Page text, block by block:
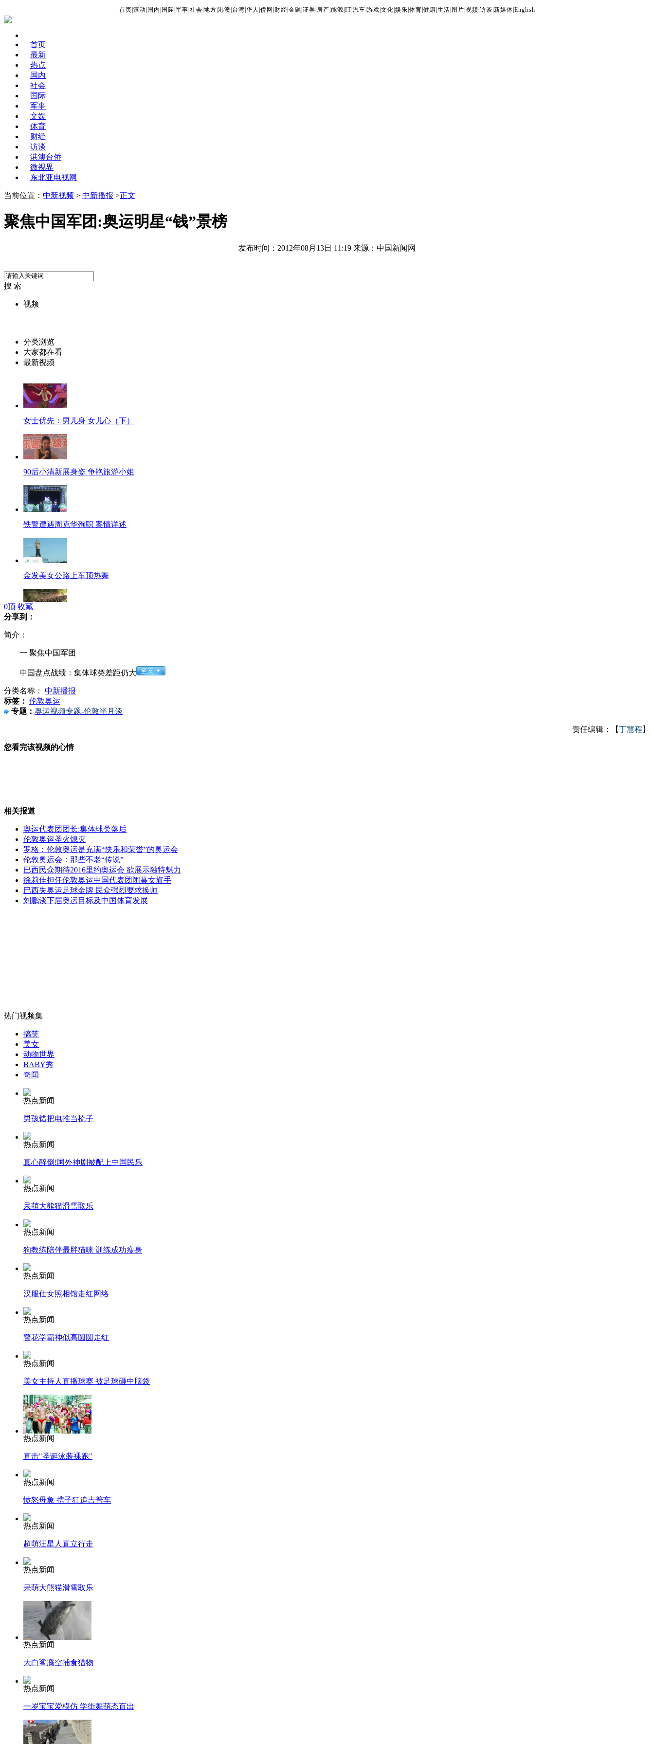
首页 滚动 国内 国际 军事 社会 地方 港澳 台湾 华人 侨网 财经 金融 证券 房产 能源 IT| 汽车 游戏 文化 娱乐 体育 健康 生活 图片 视频 访谈 新媒体 English
首页
最新
热点
国内
社会
国际
军事
文娱
体育
财经
访谈
港澳台侨
微视界
东北亚电视网
当前位置： 中新视频 > 中新播报 >正文
聚焦中国军团:奥运明星“钱”景榜
发布时间：2012年08月13日 11:19 来源：中国新闻网
搜 索
视频
分类浏览
大家都在看
最新视频
女士优先：男儿身 女儿心（下）
90后小清新展身姿 争艳旅游小姐
铁警遭遇周克华殉职 案情详述
金发美女公路上车顶热舞
商场火灾先关门 顾客结账再放人
上海:小伙救落水女子后悄然离去
记者探访持枪抢劫案嫌犯周克华老家
外交部：反对强权政治霸凌主义
外交部：有关国家言论片面不公正
安徽一实载49人客车翻车
走！跟着总书记去植树
消防员救轻生者 花炮节热闹非凡
纽约上演“枕头大战”
司机酒驾遇交警 急速倒车逃窜
0顶 收藏
分享到：
简介：
一 聚焦中国军团
中国盘点战绩：集体球类差距仍大
分类名称： 中新播报
标签： 伦敦奥运
专题： 奥运视频专题-伦敦半月谈
责任编辑：【丁慧程 】
您看完该视频的心情
相关报道
奥运代表团团长:集体球类落后
伦敦奥运圣火熄灭
罗格：伦敦奥运是充满“快乐和荣誉”的奥运会
伦敦奥运会：那些不老“传说”
巴西民众期待2016里约奥运会 欲展示独特魅力
徐莉佳担任伦敦奥运中国代表团闭幕女旗手
巴西失奥运足球金牌 民众强烈要求换帅
刘鹏谈下届奥运目标及中国体育发展
热门视频集
搞笑
美女
动物世界
BABY秀
奇闻
热点新闻
男孩错把电推当梳子
热点新闻
真心醉倒!国外神剧被配上中国民乐
热点新闻
呆萌大熊猫滑雪取乐
热点新闻
狗教练陪伴最胖猫咪 训练成功瘦身
热点新闻
汉服仕女照相馆走红网络
热点新闻
警花学霸神似高圆圆走红
热点新闻
美女主持人直播球赛 被足球砸中脑袋
热点新闻
直击"圣诞泳装裸跑"
热点新闻
愤怒母象 携子狂追吉普车
热点新闻
超萌汪星人直立行走
热点新闻
呆萌大熊猫滑雪取乐
热点新闻
大白鲨腾空捕食猎物
热点新闻
一岁宝宝爱模仿 学街舞萌态百出